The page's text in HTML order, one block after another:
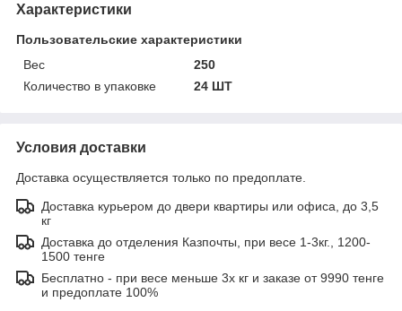
Характеристики
Пользовательские характеристики
Вес
250
Количество в упаковке
24 ШТ
Условия доставки
Доставка осуществляется только по предоплате.
Доставка курьером до двери квартиры или офиса, до 3,5
кг
Доставка до отделения Казпочты, при весе 1-3кг., 1200-
1500 тенге
Бесплатно - при весе меньше 3х кг и заказе от 9990 тенге
и предоплате 100%